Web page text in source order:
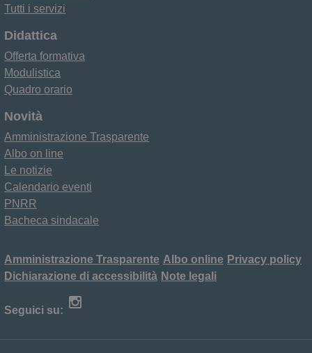
Tutti i servizi
Didattica
Offerta formativa
Modulistica
Quadro orario
Novità
Amministrazione Trasparente
Albo on line
Le notizie
Calendario eventi
PNRR
Bacheca sindacale
Amministrazione Trasparente Albo online Privacy policy
Dichiarazione di accessibilità Note legali
Seguici su: